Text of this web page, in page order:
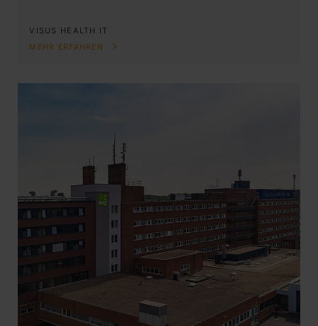
VISUS HEALTH IT
MEHR ERFAHREN